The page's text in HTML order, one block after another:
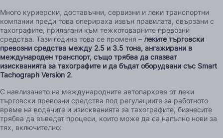
Много куриерски, доставъчни, сервизни и леки транспортни
компании преди това оперираха извън правилата, свързани с
тахографите, прилагани към тежкотоварните превозни
средства. Тази година това се променя – леките търговски
превозни средства между 2.5 и 3.5 тона, ангажирани в
международен транспорт, също трябва да спазват
изискванията за тахографите и да бъдат оборудвани със Smart
Tachograph Version 2.
С навлизането на международните автопаркове от леки
търговски превозни средства под регулациите за работното
време на водачите и изискванията за тахографите, бизнесите
трябва да въведат процеси, които може да са напълно нови за
тях, включително: